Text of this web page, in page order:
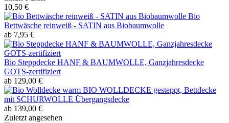
10,50 €
Bio
Bettwäsche reinweiß - SATIN aus Biobaumwolle
ab 7,95 €
Bio Steppdecke HANF & BAUMWOLLE, Ganzjahresdecke
GOTS-zertifiziert
ab 129,00 €
BIO WOLLDECKE gesteppt, Bettdecke
mit SCHURWOLLE Übergangsdecke
ab 139,00 €
Zuletzt angesehen